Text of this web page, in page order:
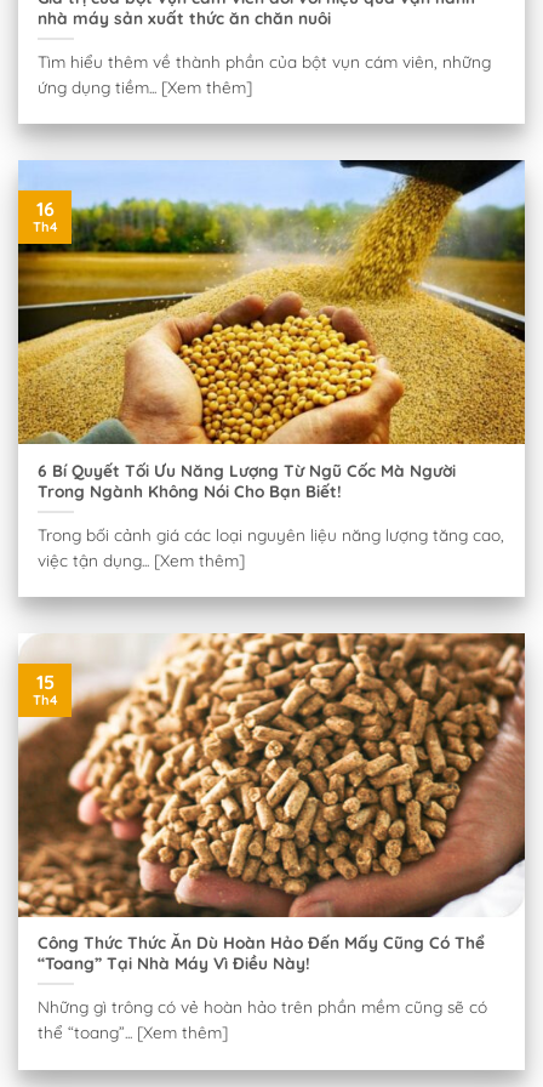
nhà máy sản xuất thức ăn chăn nuôi
Tìm hiểu thêm về thành phần của bột vụn cám viên, những
ứng dụng tiềm... [Xem thêm]
6 Bí Quyết Tối Ưu Năng Lượng Từ Ngũ Cốc Mà Người
Trong Ngành Không Nói Cho Bạn Biết!
Trong bối cảnh giá các loại nguyên liệu năng lượng tăng cao,
việc tận dụng... [Xem thêm]
16
Th4
Công Thức Thức Ăn Dù Hoàn Hảo Đến Mấy Cũng Có Thể
“Toang” Tại Nhà Máy Vì Điều Này!
Những gì trông có vẻ hoàn hảo trên phần mềm cũng sẽ có
thể “toang”... [Xem thêm]
15
Th4